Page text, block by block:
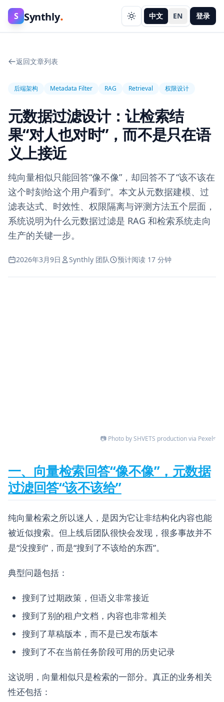
S Synthly. 中文 EN 登录
返回文章列表
后端架构 Metadata Filter RAG Retrieval 权限设计
元数据过滤设计：让检索结
果“对人也对时”，而不是只在语
义上接近
纯向量相似只能回答“像不像”，却回答不了“该不该在
这个时刻给这个用户看到”。本文从元数据建模、过
滤表达式、时效性、权限隔离与评测方法五个层面，
系统说明为什么元数据过滤是 RAG 和检索系统走向
生产的关键一步。
2026年3月9日 Synthly 团队 预计阅读 17 分钟
📷 Photo by SHVETS production via Pexels
一、向量检索回答“像不像”，元数据
过滤回答“该不该给”
纯向量检索之所以迷人，是因为它让非结构化内容也能
被近似搜索。但上线后团队很快会发现，很多事故并不
是“没搜到”，而是“搜到了不该给的东西”。
典型问题包括：
搜到了过期政策，但语义非常接近
搜到了别的租户文档，内容也非常相关
搜到了草稿版本，而不是已发布版本
搜到了不在当前任务阶段可用的历史记录
这说明，向量相似只是检索的一部分。真正的业务相关
性还包括：